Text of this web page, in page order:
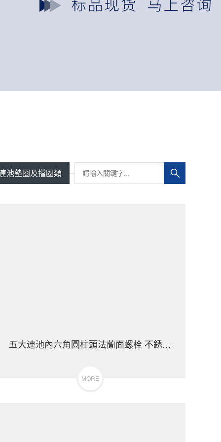
池墊圈及擋圈類
）碳鋼 合金鋼
五大連池內六角圓柱頭法蘭面螺栓 不銹鋼（304/316
MORE